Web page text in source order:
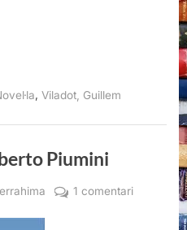
,Viladot, Guillem
Piumini
1 comentaria